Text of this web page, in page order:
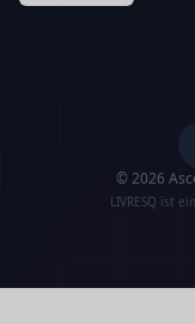
© 2026
LIVRESQ ist